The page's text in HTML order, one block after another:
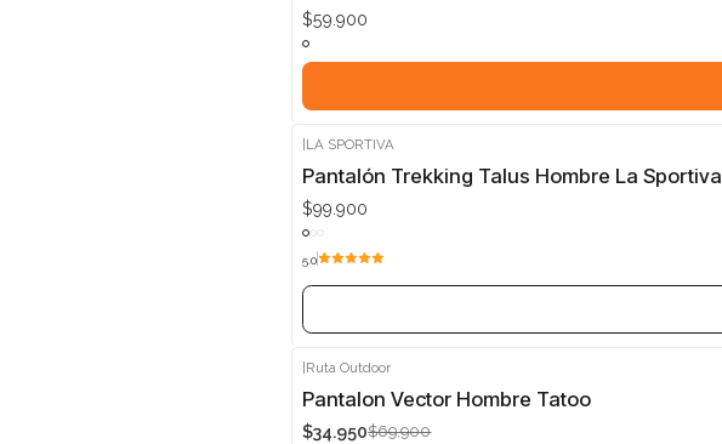
$59.900
|LA SPORTIVA
Pantalón Trekking Talus Hombre La Sportiva
$99.900
5.0
-50%
Agotado
|Ruta Outdoor
Pantalon Vector Hombre Tatoo
$34.950$69.900